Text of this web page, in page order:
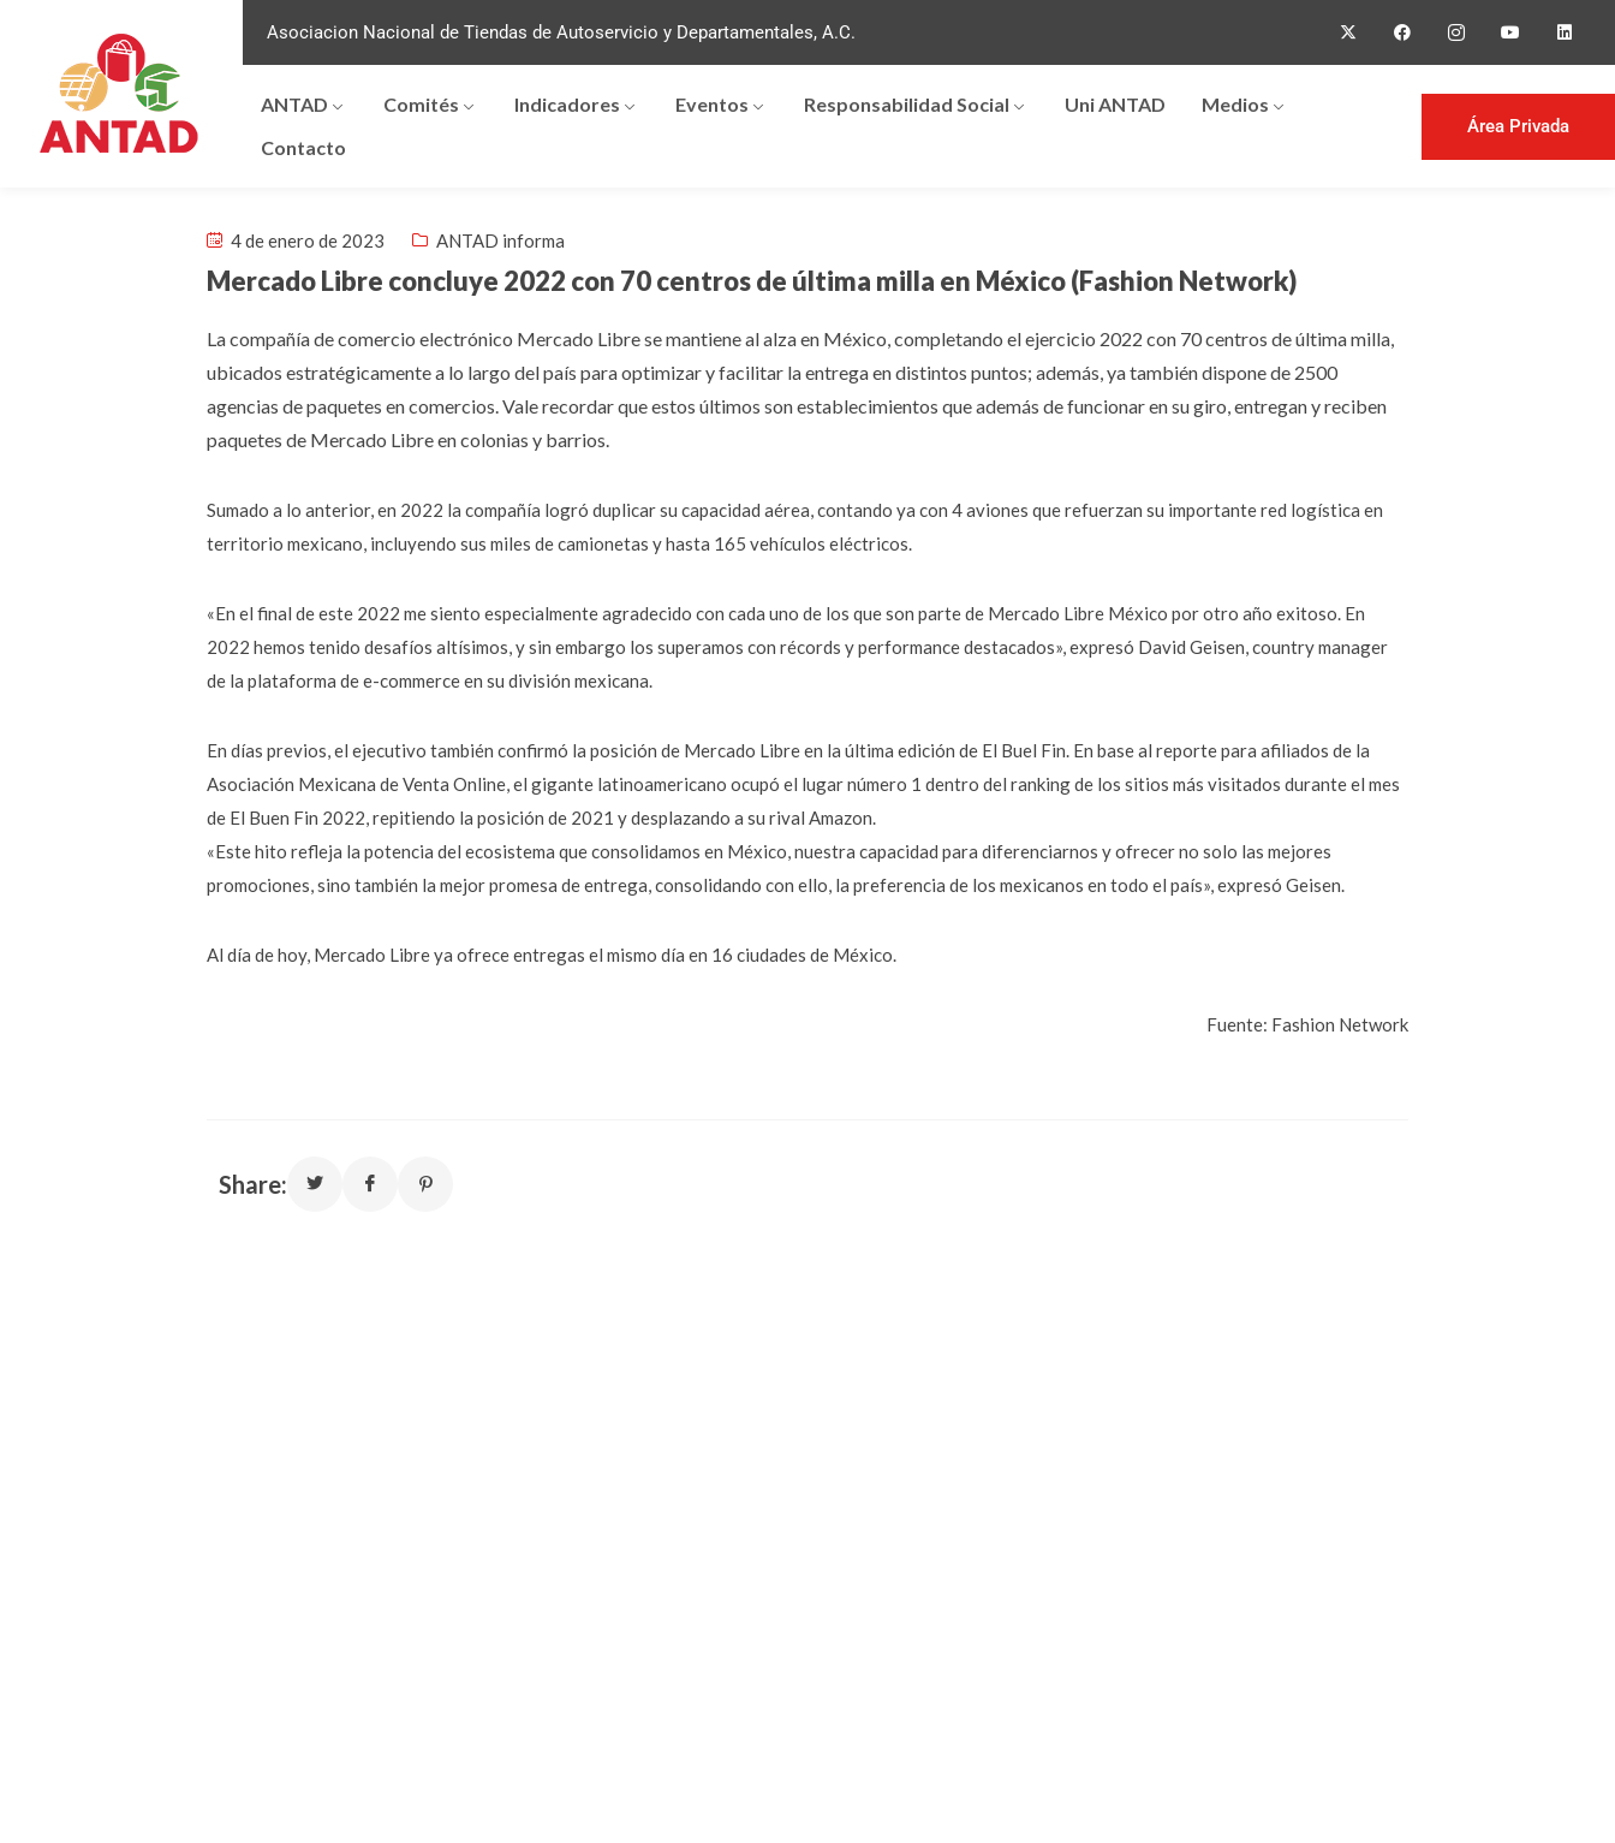
Asociacion Nacional de Tiendas de Autoservicio y Departamentales, A.C.
ANTAD Comités Indicadores Eventos Responsabilidad Social Uni ANTAD
Medios
Contacto
Área Privada
4 de enero de 2023 ANTAD informa
Mercado Libre concluye 2022 con 70 centros de última milla en México (Fashion Network)
La compañía de comercio electrónico Mercado Libre se mantiene al alza en México, completando el ejercicio 2022 con 70 centros de última milla,
ubicados estratégicamente a lo largo del país para optimizar y facilitar la entrega en distintos puntos; además, ya también dispone de 2500
agencias de paquetes en comercios. Vale recordar que estos últimos son establecimientos que además de funcionar en su giro, entregan y reciben
paquetes de Mercado Libre en colonias y barrios.
Sumado a lo anterior, en 2022 la compañía logró duplicar su capacidad aérea, contando ya con 4 aviones que refuerzan su importante red logística en
territorio mexicano, incluyendo sus miles de camionetas y hasta 165 vehículos eléctricos.
«​En el final de este 2022 me siento especialmente agradecido con cada uno de los que son parte de Mercado Libre México por otro año exitoso. En
2022 hemos tenido desafíos altísimos, y sin embargo los superamos con récords y performance destacados», expresó David Geisen, country manager
de la plataforma de e-commerce en su división mexicana.
En días previos, el ejecutivo también confirmó la posición de Mercado Libre en la última edición de El Buel Fin. En base al reporte para afiliados de la
Asociación Mexicana de Venta Online, el gigante latinoamericano ocupó el lugar número 1 dentro del ranking de los sitios más visitados durante el mes
de El Buen Fin 2022, repitiendo la posición de 2021 y desplazando a su rival Amazon.
«Este hito refleja la potencia del ecosistema que consolidamos en México, nuestra capacidad para diferenciarnos y ofrecer no solo las mejores
promociones, sino también la mejor promesa de entrega, consolidando con ello, la preferencia de los mexicanos en todo el país», expresó Geisen.
Al día de hoy, Mercado Libre ya ofrece entregas el mismo día en 16 ciudades de México.
Fuente: Fashion Network
Share: